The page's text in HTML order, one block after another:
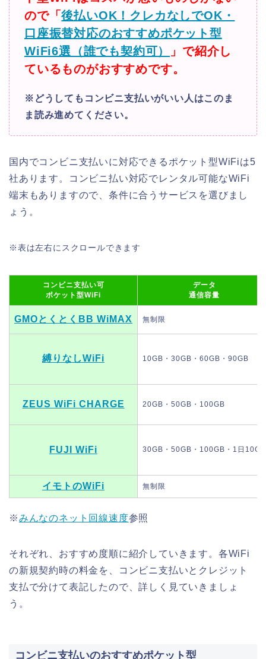
ので「後払いOK！クレカなしでOK・
口座振替対応のおすすめポケット型
WiFi6選（誰でも契約可）
」で紹介し
ているものがおすすめです。
※どうしてもコンビニ支払いがいい人はこのま
ま読み進めてください。
国内でコンビニ支払いに対応できるポケット型WiFiは5
社あります。コンビニ払い対応でレンタル可能なWiFi
端末もありますので、条件に合うサービスを選びまし
ょう。
※表は左右にスクロールできます
コンビニ支払い可
ポケット型WiFi
データ
通信容量
GMOとくとくBB WiMAX 無制限
縛りなしWiFi 10GB・30GB・60GB・90GB
ZEUS WiFi CHARGE 20GB・50GB・100GB
FUJI WiFi 30GB・50GB・100GB・1日10GB
イモトのWiFi 無制限
※みんなのネット回線速度参照
それぞれ、おすすめ度順に紹介していきます。各WiFi
の新規契約時の料金を、コンビニ支払いとクレジット
支払で分けて表記したので、詳しく見ていきましょ
う。
コンビニ支払いのおすすめポケット型